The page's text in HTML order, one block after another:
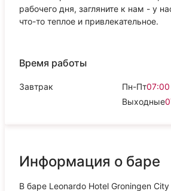
рабочего дня, загляните к нам - у
что-то теплое и привлекательное.
Время работы
Завтрак Пн-Пт
Выходные
Информация о баре
В баре Leonardo Hotel Groningen